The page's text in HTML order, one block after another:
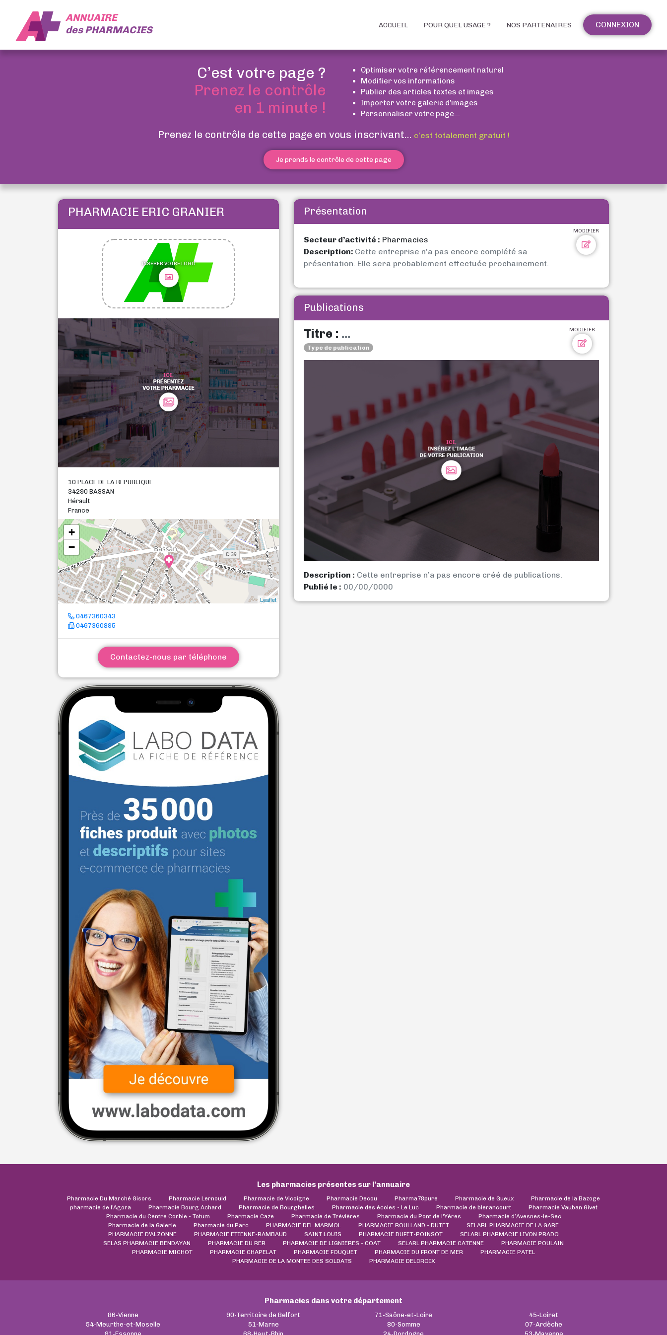
ANNUAIRE
desPHARMACIES ACCUEIL POUR QUEL USAGE ? NOS PARTENAIRES CONNEXION
C’est votre page ?
Prenez le contrôle
en 1 minute !
Optimiser votre référencement naturel
Modifier vos informations
Publier des articles textes et images
Importer votre galerie d’images
Personnaliser votre page...
Prenez le contrôle de cette page en vous inscrivant... c’est totalement gratuit !
Je prends le contrôle de cette page
PHARMACIE ERIC GRANIER
INSÉRER VOTRE LOGO
10 PLACE DE LA REPUBLIQUE
34290 BASSAN
Hérault
France
+
−
Leaflet
0467360343
0467360895
Contactez-nous par téléphone
Présentation
MODIFIER
Secteur d’activité : Pharmacies
Description: Cette entreprise n’a pas encore complété sa
présentation. Elle sera probablement effectuée prochainement.
Publications
MODIFIER
Titre : ...
Type de publication
Description : Cette entreprise n’a pas encore créé de publications.
Publié le : 00/00/0000
Les pharmacies présentes sur l’annuaire
Pharmacie Du Marché Gisors Pharmacie Lernould Pharmacie de Vicoigne Pharmacie Decou Pharma78pure Pharmacie de Gueux
Pharmacie de la Bazoge
pharmacie de l'Agora
Pharmacie Bourg Achard Pharmacie de Bourghelles Pharmacie des écoles - Le Luc Pharmacie de blerancourt
Pharmacie Vauban Givet
Pharmacie du Centre Corbie - Totum
Pharmacie Caze Pharmacie de Trévières Pharmacie du Pont de l'Yères
Pharmacie d’Avesnes-le-Sec
Pharmacie de la Galerie
Pharmacie du Parc PHARMACIE DEL MARMOL PHARMACIE ROULLAND - DUTET
SELARL PHARMACIE DE LA GARE
PHARMACIE D'ALZONNE
PHARMACIE ETIENNE-RAMBAUD SAINT LOUIS PHARMACIE DUFET-POINSOT
SELARL PHARMACIE LIVON PRADO
SELAS PHARMACIE BENDAYAN
PHARMACIE DU RER PHARMACIE DE LIGNIERES - COAT SELARL PHARMACIE CATENNE
PHARMACIE POULAIN
PHARMACIE MICHOT
PHARMACIE CHAPELAT PHARMACIE FOUQUET PHARMACIE DU FRONT DE MER
PHARMACIE PATEL
PHARMACIE DE LA MONTEE DES SOLDATS
PHARMACIE DELCROIX
Pharmacies dans votre département
86-Vienne
54-Meurthe-et-Moselle
90-Territoire de Belfort
51-Marne
71-Saône-et-Loire
80-Somme
45-Loiret
07-Ardèche